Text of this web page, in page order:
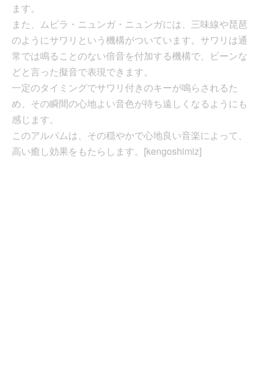
ます。
また、ムビラ・ニュンガ・ニュンガには、三味線や琵琶
のようにサワリという機構がついています。サワリは通
常では鳴ることのない倍音を付加する機構で、ビーンな
どと言った擬音で表現できます。
一定のタイミングでサワリ付きのキーが鳴らされるた
め、その瞬間の心地よい音色が待ち遠しくなるようにも
感じます。
このアルバムは、その穏やかで心地良い音楽によって、
高い癒し効果をもたらします。[kengoshimiz]